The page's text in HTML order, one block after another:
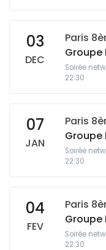
03
DEC
Paris
Groupe
Soirée
22:30
07
JAN
Paris
Groupe
Soirée
22:30
04
FEV
Paris
Groupe
Soirée
22:30